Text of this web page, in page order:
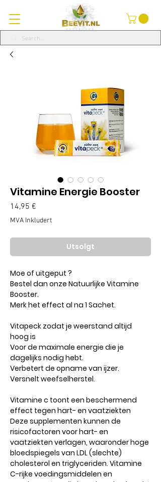
Vitamine Energie Booster
14,95 €
MVA Inkludert
Utsolgt
Moe of uitgeput ?
Bestel dan onze Natuurlijke Vitamine
Booster.
Merk het effect al na 1 Sachet.
Vitapeck zodat je weerstand altijd
hoog is
Voor de maximale energie die je
dagelijks nodig hebt.
Verbetert de opname van ijzer.
Versnelt weefselherstel.
Vitamine c toont een beschermend
effect tegen hart- en vaatziekten
Deze supplementen kunnen de
risicofactoren voor hart- en
vaatziekten verlagen, waaronder hoge
bloedspiegels van LDL (slechte)
cholesterol en triglyceriden. Vitamine
C-rijke voedingsmiddelen en